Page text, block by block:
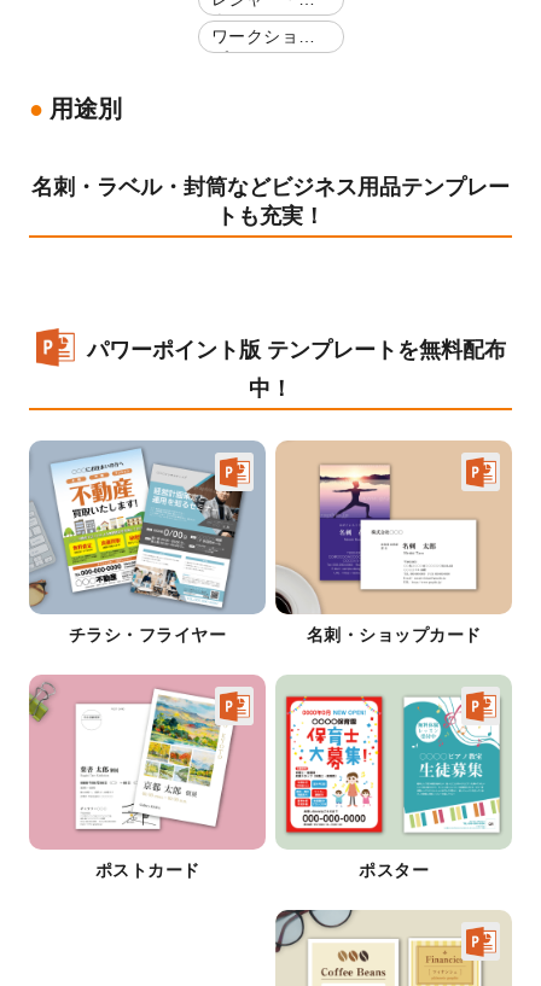
楽
ワークショッ
プ
用途別
名刺・ラベル・封筒などビジネス用品テンプレー
トも充実！
パワーポイント版 テンプレートを無料配布
中！
チラシ・フライヤー 名刺・ショップカード
ポストカード ポスター